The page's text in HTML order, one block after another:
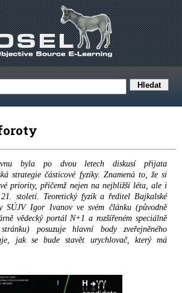
byla po dvou letech diskusí přijata
strategie částicové fyziky. Znamená to, že si
priority, přičemž nejen na nejbližší léta, ale i
století. Teoretický fyzik a ředitel Bajkalské
SÚJV Igor Ivanov ve svém článku (původně
vědecký portál N+1 a rozšířeném speciálně
posuzuje hlavní body zveřejněného
jak se bude stavět urychlovač, který má